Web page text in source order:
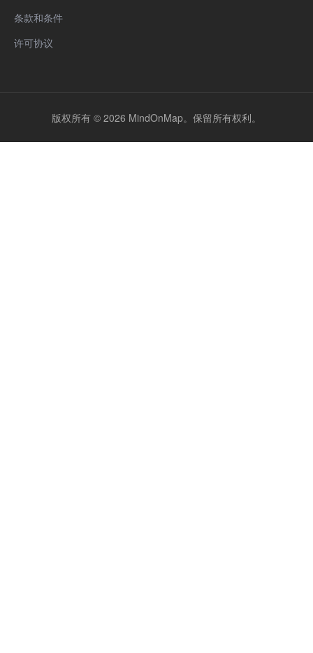
条款和条件
许可协议
版权所有 © 2026 MindOnMap。保留所有权利。